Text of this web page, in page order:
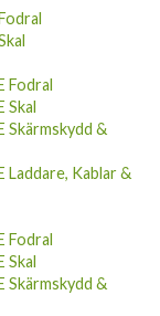
Fodral
Skal
Skärmskydd &
Laddare, Kablar &
Fodral
Skal
Skärmskydd &